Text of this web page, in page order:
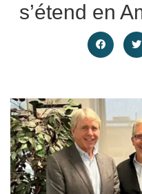
s’étend en